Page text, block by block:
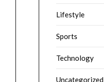
Lifestyle
Sports
Technology
Uncategorized